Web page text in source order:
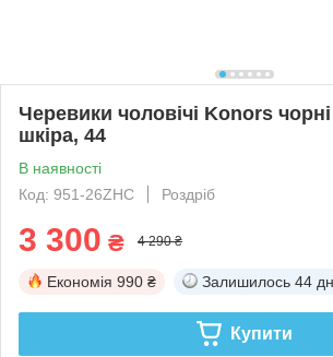
Черевики чоловічі Konors
шкіра, 44
В наявності
Код: 951-26ZHC
Роздріб
3 300 ₴ 4 290 ₴
Економія 990 ₴ Залишилось 44
Купити